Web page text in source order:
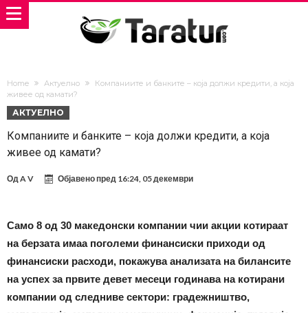
Home Актуелно
Компаниите и банките – која должи кредити, а која
живее од камати?
АКТУЕЛНО
Компаниите и банките – која должи кредити, а која
живее од камати?
ОдA V Објавено пред 16:24, 05 декември
Само 8 од 30 македонски компании чии акции котираат
на берзата имаа поголеми финансиски приходи од
финансиски расходи, покажува анализата на билансите
на успех за првите девет месеци годинава на котирани
компании од следниве сектори: градежништво,